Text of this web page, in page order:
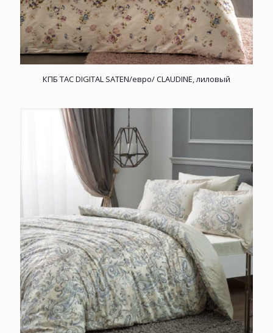
КПБ TAC DIGITAL SATEN/евро/ CLAUDINE, лиловый